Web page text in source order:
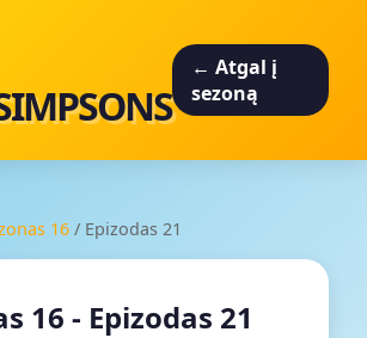
← Atgal į
sezoną
16 / Epizodas 21
16 - Epizodas 21